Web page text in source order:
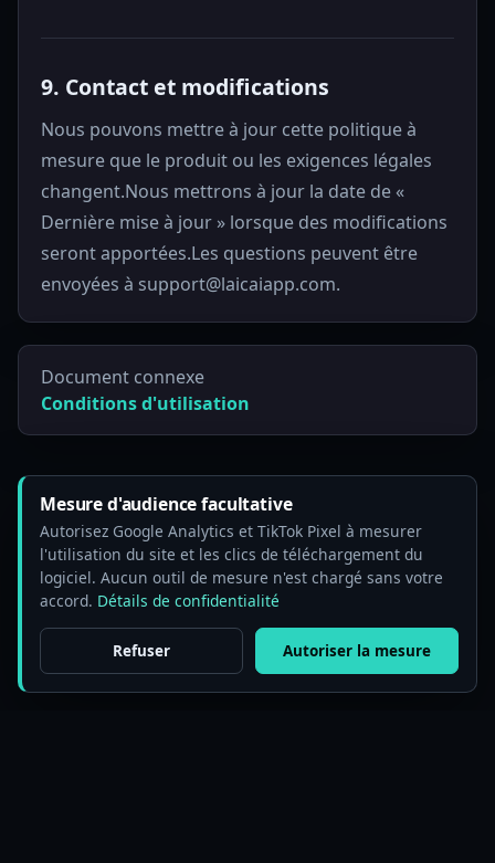
9. Contact et modifications
Nous pouvons mettre à jour cette politique à
mesure que le produit ou les exigences légales
changent.Nous mettrons à jour la date de «
Dernière mise à jour » lorsque des modifications
seront apportées.Les questions peuvent être
envoyées à support@laicaiapp.com.
Document connexe
Conditions d'utilisation
Mesure d'audience facultative
Autorisez Google Analytics et TikTok Pixel à mesurer
l'utilisation du site et les clics de téléchargement du
logiciel. Aucun outil de mesure n'est chargé sans votre
accord. Détails de confidentialité
Refuser Autoriser la mesure